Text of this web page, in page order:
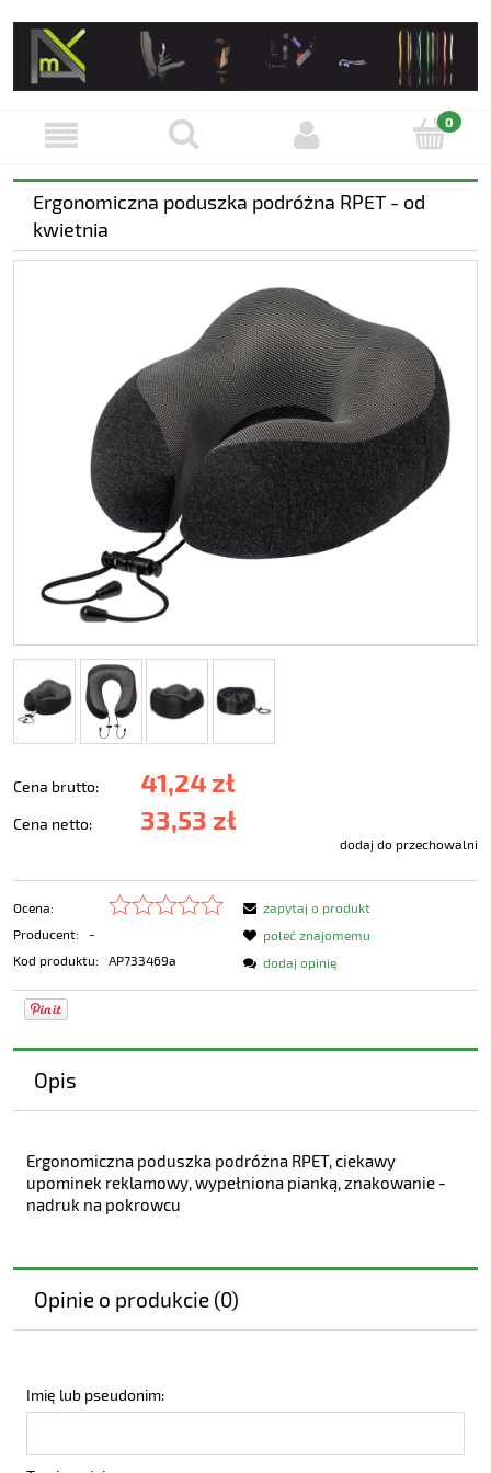
Ergonomiczna poduszka podróżna RPET - od
kwietnia
Cena brutto: 41,24 zł
Cena netto: 33,53 zł
dodaj do przechowalni
Ocena:
Producent:
-
Kod produktu:
AP733469a
zapytaj o produkt
poleć znajomemu
dodaj opinię
Opis
Ergonomiczna poduszka podróżna RPET, ciekawy
upominek reklamowy, wypełniona pianką, znakowanie -
nadruk na pokrowcu
Opinie o produkcie (0)
Imię lub pseudonim: